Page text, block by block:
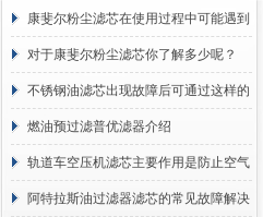
康斐尔粉尘滤芯在使用过程中可能遇到
的故障相应解决方法分享
对于康斐尔粉尘滤芯你了解多少呢？
不锈钢油滤芯出现故障后可通过这样的
方法解决
燃油预过滤普优滤器介绍
轨道车空压机滤芯主要作用是防止空气
中的杂质和油脂浓度升高
阿特拉斯油过滤器滤芯的常见故障解决